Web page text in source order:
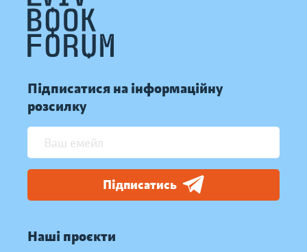
Підписатися на інформаційну
розсилку
Підписатись
Наші проєкти